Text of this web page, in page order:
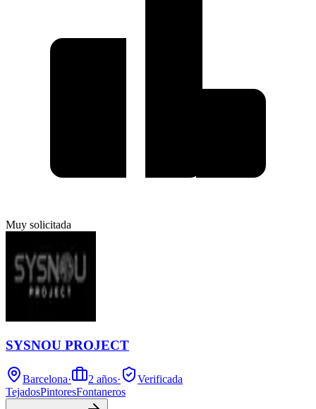
Muy solicitada
SYSNOU PROJECT
Barcelona· 2 años·
Verificada
TejadosPintoresFontaneros